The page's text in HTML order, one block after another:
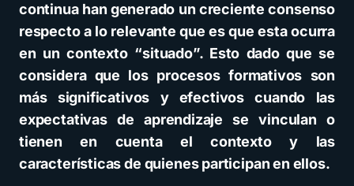
continua han generado un creciente consenso
respecto a lo relevante que es que esta ocurra
en un contexto “situado”. Esto dado que se
considera que los procesos formativos son
más significativos y efectivos cuando las
expectativas de aprendizaje se vinculan o
tienen en cuenta el contexto y las
características de quienes participan en ellos.